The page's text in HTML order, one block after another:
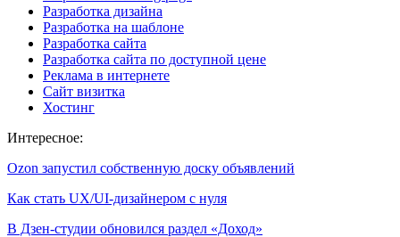
Разработка дизайна
Разработка на шаблоне
Разработка сайта
Разработка сайта по доступной цене
Реклама в интернете
Сайт визитка
Хостинг
Интересное:
Ozon запустил собственную доску объявлений
Как стать UX/UI-дизайнером с нуля
В Дзен-студии обновился раздел «Доход»